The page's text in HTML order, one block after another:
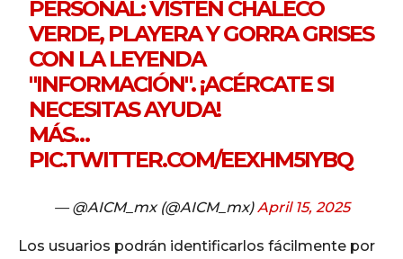
PERSONAL: VISTEN CHALECO
VERDE, PLAYERA Y GORRA GRISES
CON LA LEYENDA
"INFORMACIÓN". ¡ACÉRCATE SI
NECESITAS AYUDA!
MÁS…
PIC.TWITTER.COM/EEXHM5IYBQ
— @AICM_mx (@AICM_mx)April 15, 2025
Los usuarios podrán identificarlos fácilmente por